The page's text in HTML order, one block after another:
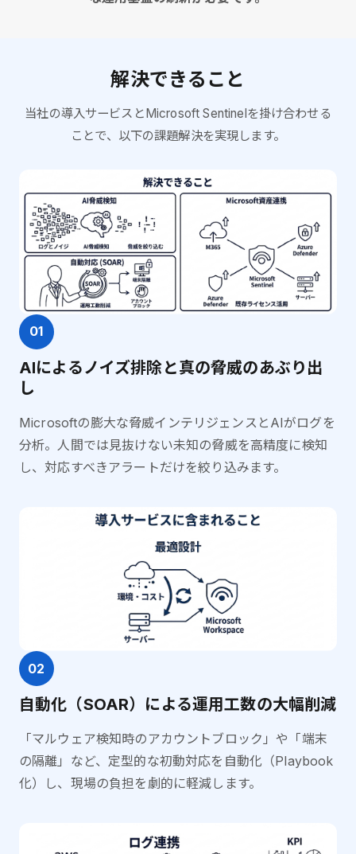
解決できること
当社の導入サービスとMicrosoft Sentinelを掛け合わせる
ことで、以下の課題解決を実現します。
01
AIによるノイズ排除と真の脅威のあぶり出
し
Microsoftの膨大な脅威インテリジェンスとAIがログを
分析。人間では見抜けない未知の脅威を高精度に検知
し、対応すべきアラートだけを絞り込みます。
02
自動化（SOAR）による運用工数の大幅削減
「マルウェア検知時のアカウントブロック」や「端末
の隔離」など、定型的な初動対応を自動化（Playbook
化）し、現場の負担を劇的に軽減します。